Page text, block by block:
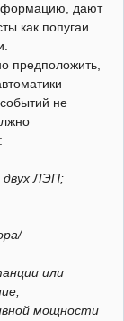
дают
как попугаи
предположить,
не
двух ЛЭП;
или
мощности